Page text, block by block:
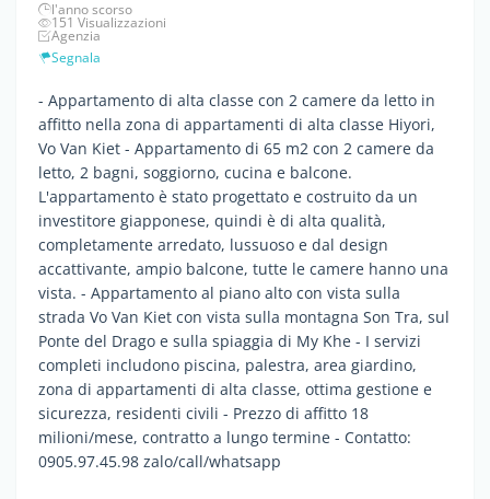
l'anno scorso
151 Visualizzazioni
Agenzia
Segnala
- Appartamento di alta classe con 2 camere da letto in
affitto nella zona di appartamenti di alta classe Hiyori,
Vo Van Kiet - Appartamento di 65 m2 con 2 camere da
letto, 2 bagni, soggiorno, cucina e balcone.
L'appartamento è stato progettato e costruito da un
investitore giapponese, quindi è di alta qualità,
completamente arredato, lussuoso e dal design
accattivante, ampio balcone, tutte le camere hanno una
vista. - Appartamento al piano alto con vista sulla
strada Vo Van Kiet con vista sulla montagna Son Tra, sul
Ponte del Drago e sulla spiaggia di My Khe - I servizi
completi includono piscina, palestra, area giardino,
zona di appartamenti di alta classe, ottima gestione e
sicurezza, residenti civili - Prezzo di affitto 18
milioni/mese, contratto a lungo termine - Contatto:
0905.97.45.98 zalo/call/whatsapp